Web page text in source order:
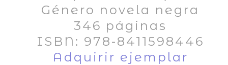
Género novela negra
346 páginas
ISBN: 978-8411598446
Adquirir ejemplar